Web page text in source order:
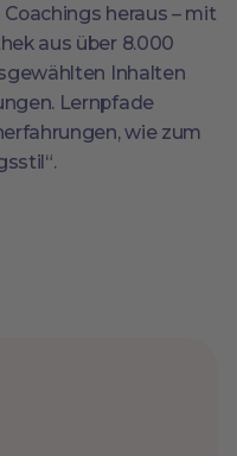
heraus – mit
aus über 8.000
Inhalten
Lernpfade
wie zum